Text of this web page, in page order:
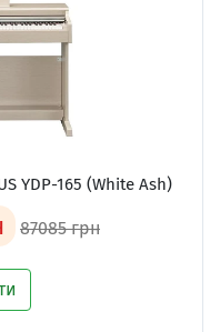
YDP-165 (White Ash)
87085 грн